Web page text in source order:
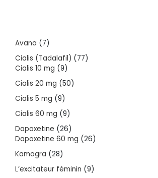
Avana 77
products
Cialis (Tadalafil) 7777
Cialis 10 mg 99
products
Cialis 20 mg 5050
Cialis 5 mg 99
products
Cialis 60 mg 99
products
Dapoxetine 2626
products
Dapoxetine 60 mg 2626
Kamagra 2828
products
L’excitateur féminin 99